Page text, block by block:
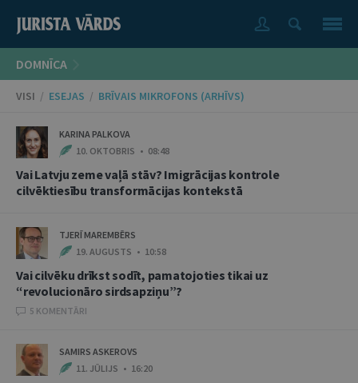
DOMNĪCA
VISI / ESEJAS / BRĪVAIS MIKROFONS (ARHĪVS)
KARINA PALKOVA
10. OKTOBRIS • 08:48
Vai Latvju zeme vaļā stāv? Imigrācijas kontrole
cilvēktiesību transformācijas kontekstā
TJERĪ MAREMBĒRS
19. AUGUSTS • 10:58
Vai cilvēku drīkst sodīt, pamatojoties tikai uz
“revolucionāro sirdsapziņu”?
5 KOMENTĀRI
SAMIRS ASKEROVS
11. JŪLIJS • 16:20